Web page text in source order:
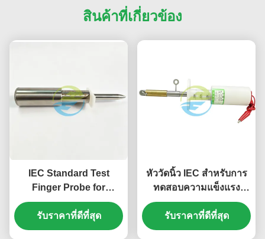
สินค้าที่เกี่ยวข้อง
IEC Standard Test
Finger Probe for
Mechanical Strength
and Protection Against
Access to Hazardous
รับราคาที่ดีที่สุด
หัววัดนิ้ว IEC สำหรับการ
ทดสอบความแข็งแรง
เชิงกลและการเข้าถึงของ
เครื่องใช้ไฟฟ้าในครัวเรือน
รับราคาที่ดีที่สุด